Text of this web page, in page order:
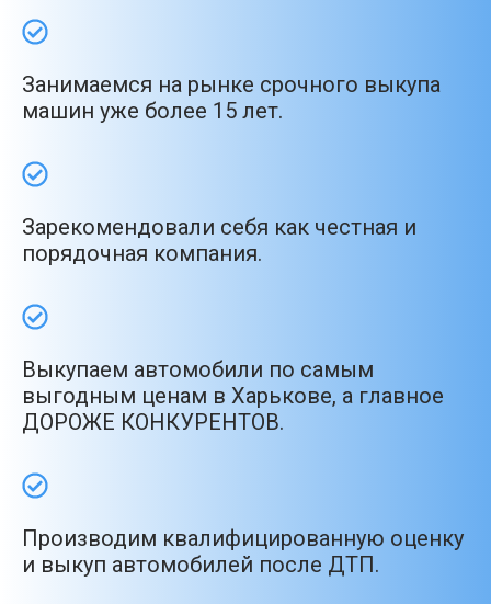
Занимаемся на рынке срочного выкупа
машин уже более 15 лет.
Зарекомендовали себя как честная и
порядочная компания.
Выкупаем автомобили по самым
выгодным ценам в Харькове, а главное
ДОРОЖЕ КОНКУРЕНТОВ.
Производим квалифицированную оценку
и выкуп автомобилей после ДТП.